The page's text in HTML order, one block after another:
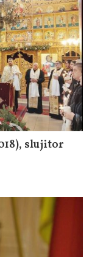
slujitor